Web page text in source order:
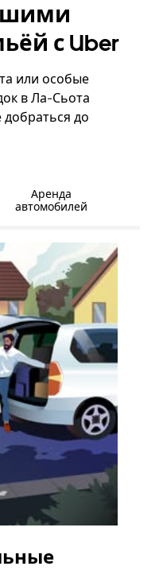
с Uber
или особые
в Ла-Сьота
до
Аренда
автомобилей